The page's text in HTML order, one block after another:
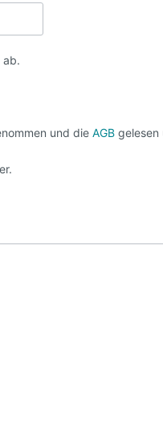
ab.
und die AGB gelesen